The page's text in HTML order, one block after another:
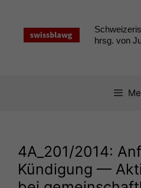
springen
hrsg. von
4A_201/2014:
Kündigung —